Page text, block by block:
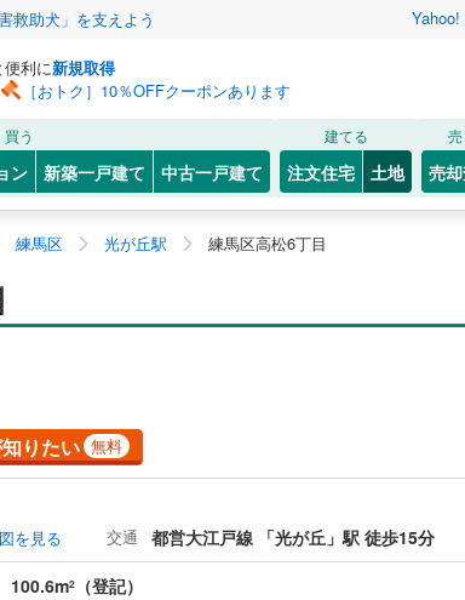
救助犬」を支えよう
利に新規取得
［おトク］10％OFFクーポンあります
買う
ン 新築一戸建て 中古一戸建て
建てる
注文住宅 土地 売
練馬区 光が丘駅 練馬区高松6丁目
りたい 無料
を見る 交通 都営大江戸線 「光が丘」駅 徒歩15分
100.6m2 （登記）